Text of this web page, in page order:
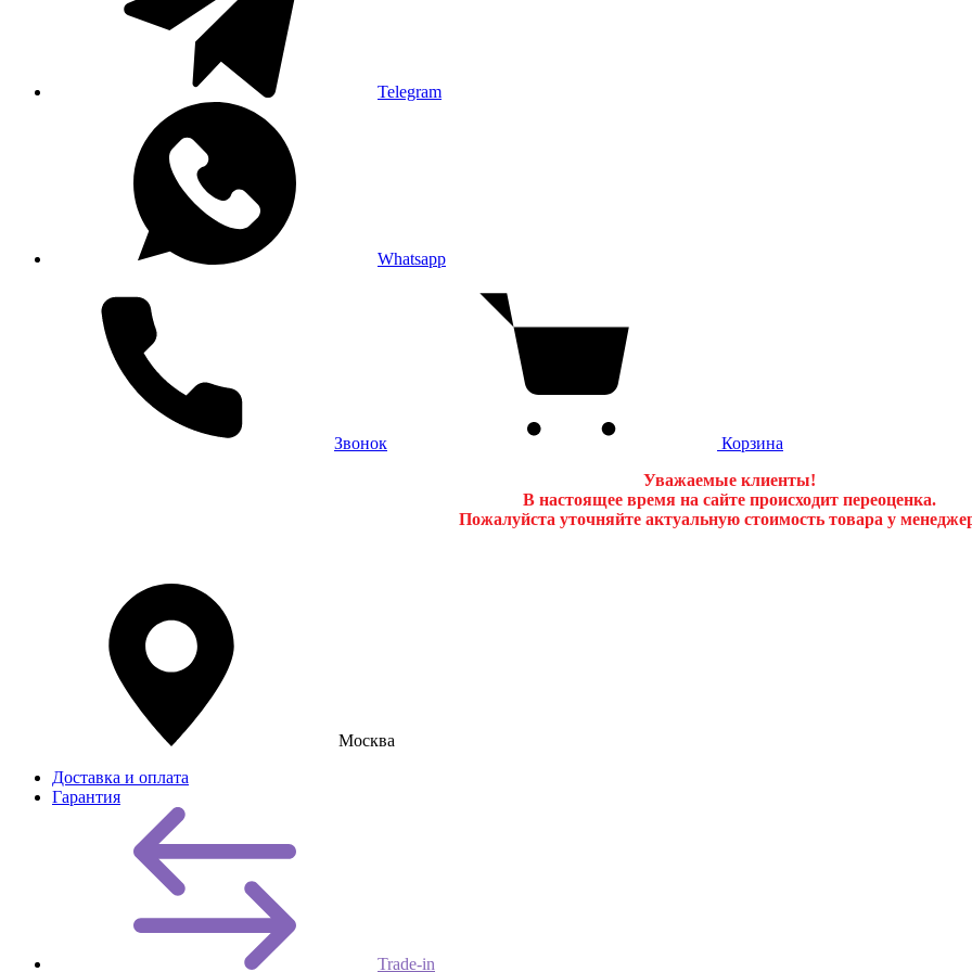
Telegram
Whatsapp
Звонок
Корзина
Уважаемые клиенты!
В настоящее время на сайте происходит переоценка.
Пожалуйста уточняйте актуальную стоимость товара у
Москва
Доставка и оплата
Гарантия
Trade-in